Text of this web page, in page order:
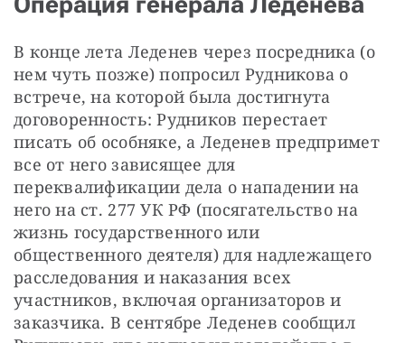
В конце лета Леденев через посредника (о
нем чуть позже) попросил Рудникова о
встрече, на которой была достигнута
договоренность: Рудников перестает
писать об особняке, а Леденев предпримет
все от него зависящее для
переквалификации дела о нападении на
него на ст. 277 УК РФ (посягательство на
жизнь государственного или
общественного деятеля) для надлежащего
расследования и наказания всех
участников, включая организаторов и
заказчика. В сентябре Леденев сообщил